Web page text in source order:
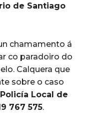
de Santiago
chamamento á
co paradoiro do
Calquera que
sobre o caso
Policía Local de
767 575.